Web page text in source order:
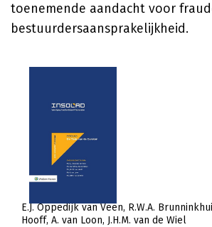
toenemende aandacht voor
bestuurdersaansprakelijkheid.
E.J. Oppedijk van Veen R.W.A.
Hooff A. van Loon J.H.M. van de Wiel